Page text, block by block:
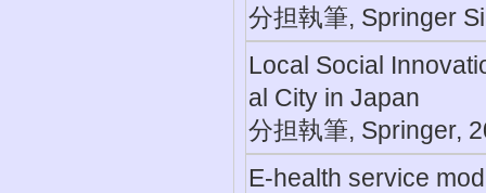
分担執筆, Springer
Local Social
al City in Japan
分担執筆, Springer,
E-health service